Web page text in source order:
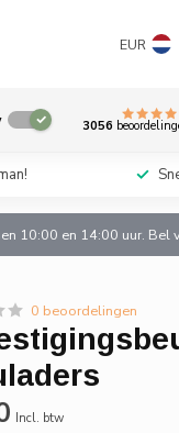
EUR
3056
10:00 en 14:00 uur.
0 beoordelingen
Incl. btw